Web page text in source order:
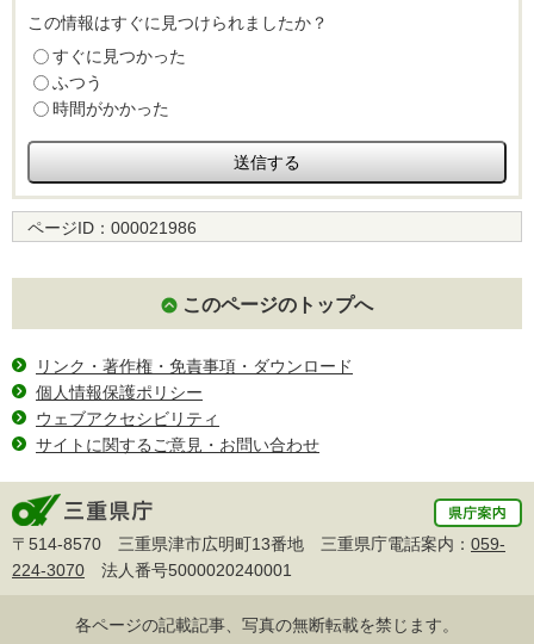
この情報はすぐに見つけられましたか？
すぐに見つかった
ふつう
時間がかかった
ページID： 000021986
このページのトップへ
リンク・著作権・免責事項・ダウンロード
個人情報保護ポリシー
ウェブアクセシビリティ
サイトに関するご意見・お問い合わせ
〒514-8570 三重県津市広明町13番地 三重県庁電話案内： 059-
224-3070 法人番号5000020240001
各ページの記載記事、写真の無断転載を禁じます。